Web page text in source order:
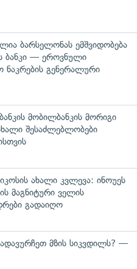
ბარსელონას ემშვიდობება
ბანკი — ეროვნული
გენერალური
მობილბანკის მორიგი
შესაძლებლობები
ახალი კვლევა: ინოუეს
მაგნიტური ველის
გადაიღო
მზის სიკვდილს? —